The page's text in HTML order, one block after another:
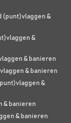
(punt)vlaggen &
&
& banieren
& banieren
&
& banieren
& banieren